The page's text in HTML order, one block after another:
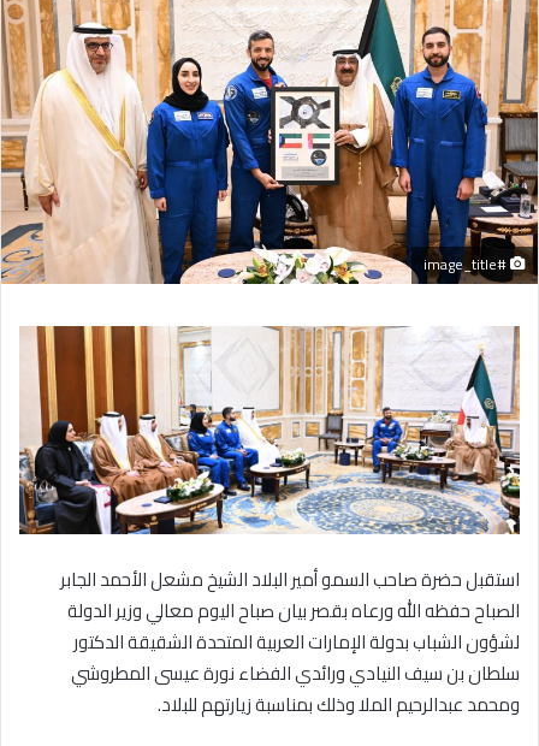
#image_title
استقبل حضرة صاحب السمو أمير البلاد الشيخ مشعل الأحمد الجابر
الصباح حفظه الله ورعاه بقصر بيان صباح اليوم معالي وزير الدولة
لشؤون الشباب بدولة الإمارات العربية المتحدة الشقيقة الدكتور
سلطان بن سيف النيادي ورائدي الفضاء نورة عيسى المطروشي
ومحمد عبدالرحيم الملا وذلك بمناسبة زيارتهم للبلاد.